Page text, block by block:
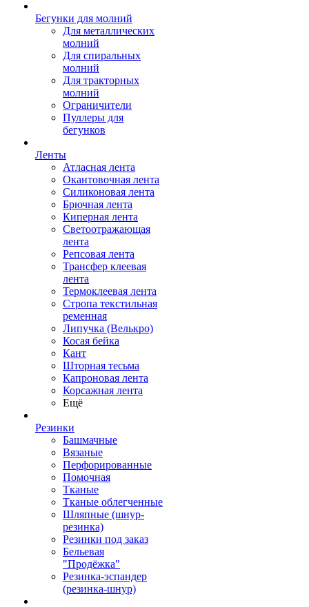
Бегунки для молний
Для металлических
молний
Для спиральных
молний
Для тракторных
молний
Ограничители
Пуллеры для
бегунков
Ленты
Атласная лента
Окантовочная лента
Силиконовая лента
Брючная лента
Киперная лента
Светоотражающая
лента
Репсовая лента
Трансфер клеевая
лента
Термоклеевая лента
Стропа текстильная
ременная
Липучка (Велькро)
Косая бейка
Кант
Шторная тесьма
Капроновая лента
Корсажная лента
Ещё
Резинки
Башмачные
Вязаные
Перфорированные
Помочная
Тканые
Тканые облегченные
Шляпные (шнур-
резинка)
Резинки под заказ
Бельевая
"Продёжка"
Резинка-эспандер
(резинка-шнур)